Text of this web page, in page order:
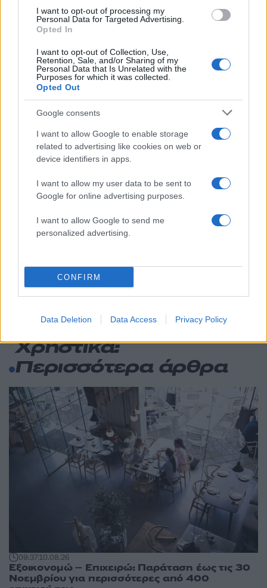
I want to opt-out of processing my
Personal Data for Targeted Advertising.
Opted In
I want to opt-out of Collection, Use,
Retention, Sale, and/or Sharing of my
Personal Data that Is Unrelated with the
Purposes for which it was collected.
Opted Out
Google consents
I want to allow Google to enable storage
related to advertising like cookies on web or
device identifiers in apps.
I want to allow my user data to be sent to
Google for online advertising purposes.
I want to allow Google to send me
personalized advertising.
CONFIRM
Data Deletion Data Access Privacy Policy
Σολωμού
Πιο σχολιασμένα
Μετέτρεψαν το Σαρακήνικο της Μήλου
σε ελικοδρόμιο – «Πάρκαραν» το
ελικόπτερο τους για να κάνουν μπάνιο
Στην Κρήτη ο Κυριάκος Μητσοτάκης,
συνεχίζει τις ολιγοήμερες διακοπές του –
Πού βρέθηκε το Σάββατο
Το οικονομικό πρόγραμμα της ΕΛΑΣ που
Θεσσαλονίκη: Σχέδιο τετραετίας
Γιαννακόπουλος: «Οι Ολυμπιακοί
10 χρόνια έμαθαν ότι η μπάλα είναι
πορτοκαλί»
Από τα διοικητικά της ΑΕΚ στην πολιτική
σκηνή
Χρηστικά:
Περισσότερα άρθρα
09:3710.08.26
Εξοικονομώ – Επιχειρώ: Παράταση έως τις 30
Νοεμβρίου για περισσότερες από 400